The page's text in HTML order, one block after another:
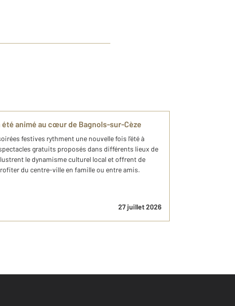
été animé au cœur de Bagnols-sur-Cèze
festives rythment une nouvelle fois l’été à
gratuits proposés dans différents lieux de
le dynamisme culturel local et offrent de
du centre-ville en famille ou entre amis.
27 juillet 2026